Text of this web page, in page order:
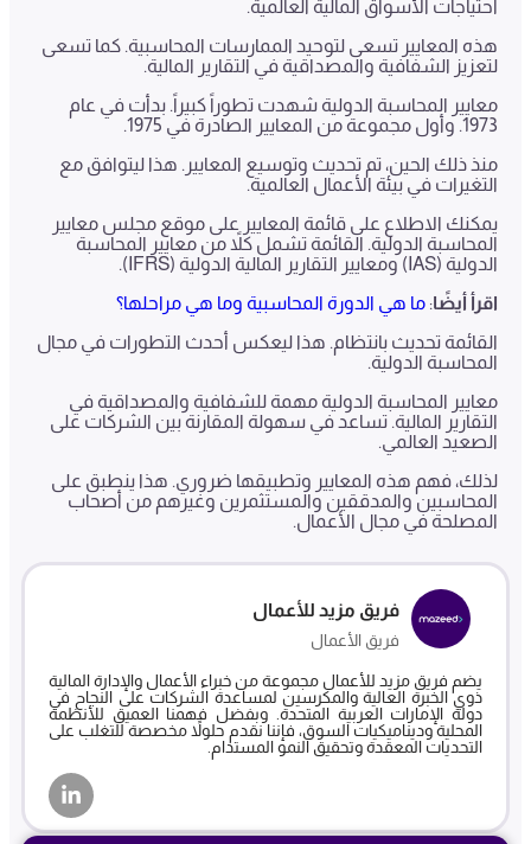
احتياجات الأسواق المالية العالمية.
هذه المعايير تسعى لتوحيد الممارسات المحاسبية. كما تسعى
لتعزيز الشفافية والمصداقية في التقارير المالية.
معايير المحاسبة الدولية شهدت تطوراً كبيراً. بدأت في عام
1973. وأول مجموعة من المعايير الصادرة في 1975.
منذ ذلك الحين، تم تحديث وتوسيع المعايير. هذا ليتوافق مع
التغيرات في بيئة الأعمال العالمية.
يمكنك الاطلاع على قائمة المعايير على موقع مجلس معايير
المحاسبة الدولية. القائمة تشمل كلاً من معايير المحاسبة
الدولية (IAS) ومعايير التقارير المالية الدولية (IFRS).
اقرأ أيضًا: ما هي الدورة المحاسبية وما هي مراحلها؟
القائمة تحديث بانتظام. هذا ليعكس أحدث التطورات في مجال
المحاسبة الدولية.
معايير المحاسبة الدولية مهمة للشفافية والمصداقية في
التقارير المالية. تساعد في سهولة المقارنة بين الشركات على
الصعيد العالمي.
لذلك، فهم هذه المعايير وتطبيقها ضروري. هذا ينطبق على
المحاسبين والمدققين والمستثمرين وغيرهم من أصحاب
المصلحة في مجال الأعمال.
فريق مزيد للأعمال
فريق الأعمال
يضم فريق مزيد للأعمال مجموعة من خبراء الأعمال والإدارة المالية
ذوي الخبرة العالية والمكرسين لمساعدة الشركات على النجاح في
دولة الإمارات العربية المتحدة. وبفضل فهمنا العميق للأنظمة
المحلية وديناميكيات السوق، فإننا نقدم حلولاً مخصصة للتغلب على
التحديات المعقدة وتحقيق النمو المستدام.